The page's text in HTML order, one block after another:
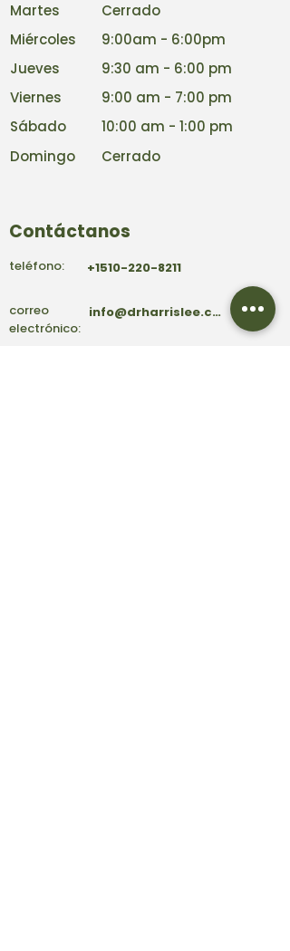
Martes
Cerrado
Miércoles
9:00am - 6:00pm
Jueves
9:30 am - 6:00 pm
Viernes
9:00 am - 7:00 pm
Sábado
10:00 am - 1:00 pm
Domingo
Cerrado
Contáctanos
teléfono: +1510-220-8211
correo
electrónico:
info@drharrislee.com